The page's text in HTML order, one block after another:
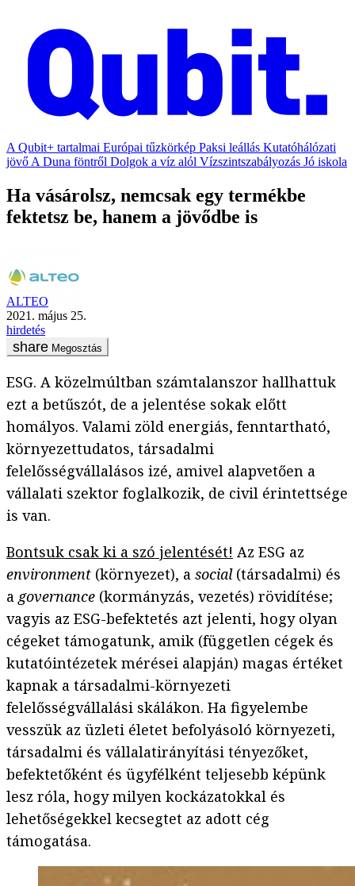
A Qubit+ tartalmai Európai tűzkörkép Paksi leállás Kutatóhálózati
jövő A Duna föntről Dolgok a víz alól Vízszintszabályozás Jó iskola
Ha vásárolsz, nemcsak egy termékbe
fektetsz be, hanem a jövődbe is
ALTEO
2021. május 25.
hirdetés
Megosztás
ESG. A közelmúltban számtalanszor hallhattuk
ezt a betűszót, de a jelentése sokak előtt
homályos. Valami zöld energiás, fenntartható,
környezettudatos, társadalmi
felelősségvállalásos izé, amivel alapvetően a
vállalati szektor foglalkozik, de civil érintettsége
is van.
Bontsuk csak ki a szó jelentését! Az ESG az
environment (környezet), a social(társadalmi) és
a governance (kormányzás, vezetés) rövidítése;
vagyis az ESG-befektetés azt jelenti, hogy olyan
cégeket támogatunk, amik (független cégek és
kutatóintézetek mérései alapján) magas értéket
kapnak a társadalmi-környezeti
felelősségvállalási skálákon. Ha figyelembe
vesszük az üzleti életet befolyásoló környezeti,
társadalmi és vállalatirányítási tényezőket,
befektetőként és ügyfélként teljesebb képünk
lesz róla, hogy milyen kockázatokkal és
lehetőségekkel kecsegtet az adott cég
támogatása.